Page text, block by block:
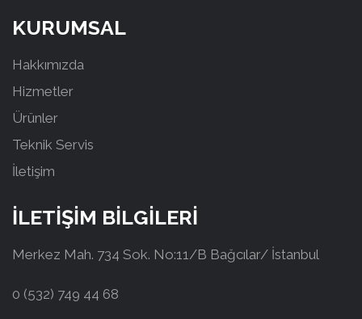
KURUMSAL
Hakkımızda
Hizmetler
Ürünler
Teknik Servis
İletişim
İLETİŞİM BİLGİLERİ
Merkez Mah. 734 Sok. No:11/B Bağcılar/ İstanbul
0 (532) 749 44 68